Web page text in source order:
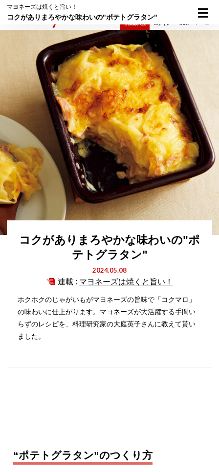
マヨネーズは焼くと旨い！
コクがありまろやかな味わいの"ポテトグラタン"
コクがありまろやかな味わいの"ポ
テトグラタン"
2024.05.08
連載 : マヨネーズは焼くと旨い！
ホクホクのじゃがいもがマヨネーズの旨味で「コクマロ」
の味わいに仕上がります。マヨネーズが大活躍する手間い
らずのレシピを、料理研究家の大庭英子さんに教えて貰い
ました。
“ポテトグラタン”のつくり方